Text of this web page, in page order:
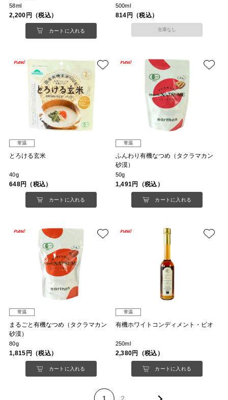
58ml
2,200円（税込）
カートに入れる
500ml
814円（税込）
在庫なし
常温
とろける玄米
40g
648円（税込）
カートに入れる
常温
ふんわり有機なつめ（タクラマカン
砂漠）
50g
1,491円（税込）
カートに入れる
常温
まるごと有機なつめ（タクラマカン
砂漠）
80g
1,815円（税込）
カートに入れる
常温
有機ホワイトコンディメント・ビオ
250ml
2,380円（税込）
カートに入れる